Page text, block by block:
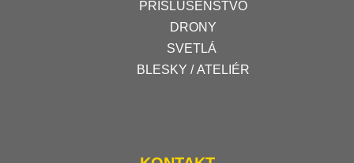
PRÍSLUŠENSTVO
DRONY
SVETLÁ
BLESKY / ATELIÉR